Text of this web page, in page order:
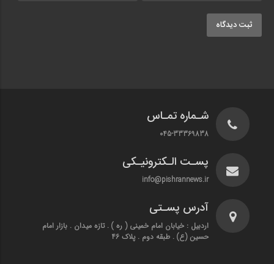
ثبت دیدگاه
شـماره تمـاس
045-33369838
پسـت الـکترونیـکی
info@pishrannews.ir
آدرس پسـتی
اردبیل : خیابان امام خمینی ( ره ) . تازه میدان . بازار امام
حسین (ع) . طبقه دوم . پلاک 46